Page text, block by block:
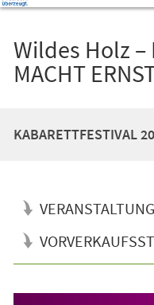
Wildes Holz –
MACHT
KABARETTFESTIVAL